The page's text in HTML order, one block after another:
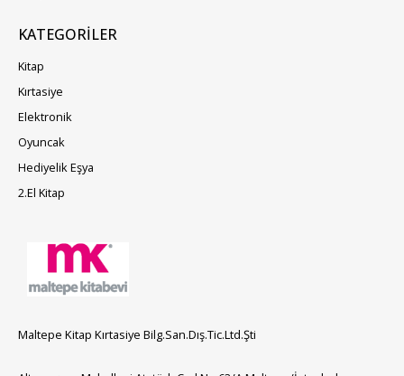
KATEGORILER
Kitap
Kırtasiye
Elektronik
Oyuncak
Hediyelik Eşya
2.El Kitap
Maltepe Kitap Kırtasiye Bilg.San.Dış.Tic.Ltd.Şti